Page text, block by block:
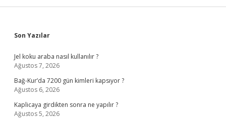
Sidebar
Son Yazılar
Jel koku araba nasıl kullanılır ?
Ağustos 7, 2026
Bağ-Kur’da 7200 gün kimleri kapsıyor ?
Ağustos 6, 2026
Kaplicaya girdikten sonra ne yapılır ?
Ağustos 5, 2026